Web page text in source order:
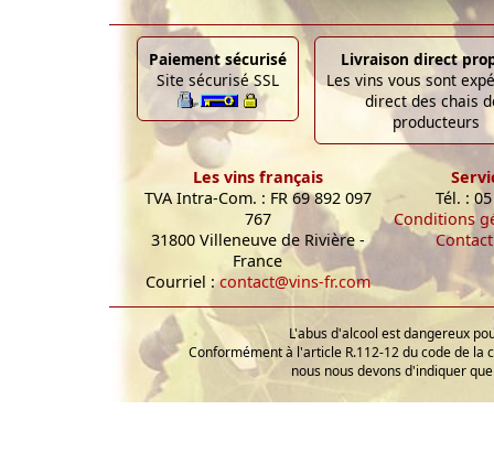
Paiement sécurisé
Site sécurisé SSL
Livraison direct
Les vins vous sont
direct des chais
producteurs
Les vins français
TVA Intra-Com. : FR 69 892 097
767
31800 Villeneuve de Rivière -
France
Courriel :contact@vins-fr.com
Tél. :
Conditions
Contact
L'abus d'alcool est dangereux
Conformément à l'article R.112-12 du code de la
nous nous devons d'indiquer